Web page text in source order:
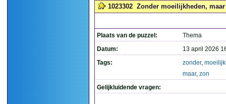
1023302 Zonder moeilijkheden,
Plaats van de puzzel:
Thema
Datum:
13 april 2026
Tags:
zonder,
maar, zon
Gelijkluidende vragen: